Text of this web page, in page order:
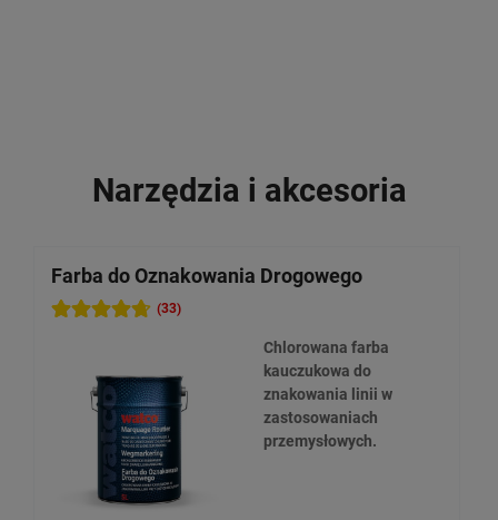
Narzędzia i akcesoria
Farba do Oznakowania Drogowego
(33)
Chlorowana farba
kauczukowa do
znakowania linii w
zastosowaniach
przemysłowych.